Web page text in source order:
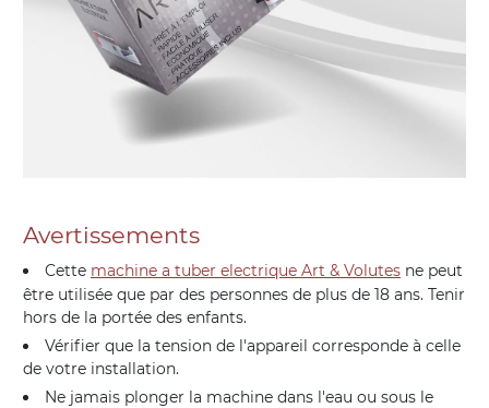
Avertissements
Cette machine a tuber electrique Art & Volutes ne peut
être utilisée que par des personnes de plus de 18 ans. Tenir
hors de la portée des enfants.
Vérifier que la tension de l'appareil corresponde à celle
de votre installation.
Ne jamais plonger la machine dans l'eau ou sous le